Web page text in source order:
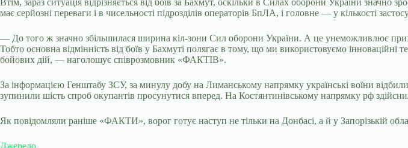
має серйозні переваги і в чисельності підрозділів операторів БпЛА, і головне — у кількості
— До того ж значно збільшилася ширина кіл-зони Сил оборони України. А це унеможливлює
Тобто основна відмінність від боїв у Бахмуті полягає в тому, що ми використовуємо інноваційні
бойових дій, — наголошує співрозмовник «ФАКТІВ».
За інформацією Генштабу ЗСУ, за минулу добу на Лиманському напрямку українські воїни
зупинили шість спроб окупантів просунутися вперед. На Костянтинівському напрямку рф
Як повідомляли раніше «ФАКТИ», ворог готує наступ не тільки на Донбасі, а й у Запорізькій
Джерело